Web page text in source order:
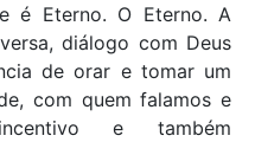
é Eterno. O Eterno. A
diálogo com Deus
de orar e tomar um
com quem falamos e
e também